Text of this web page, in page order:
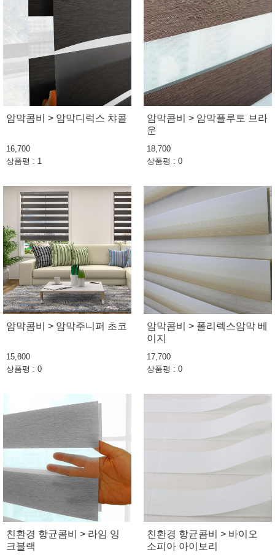
암막콤비 > 암막디럭스 챠콜
16,700
상품평 : 1
암막콤비 > 암막플루토 브라
운
18,700
상품평 : 0
암막콤비 > 암막주니퍼 초코
15,800
상품평 : 0
암막콤비 > 폴리렉스암막 베
이지
17,700
상품평 : 0
친환경 항균콤비 > 라임 잉
크블랙
친환경 항균콤비 > 바이오
소피아 아이보리